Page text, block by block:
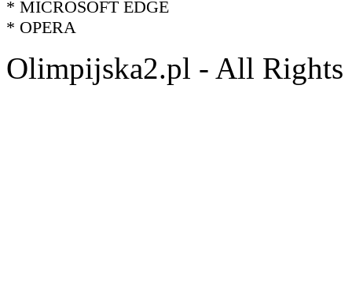
* MICROSOFT EDGE
* OPERA
Olimpijska2.pl - All Rights